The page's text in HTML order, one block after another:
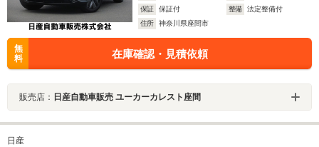
保証
保証付 整備
法定整備付
住所
神奈川県座間市
無
料
在庫確認・見積依頼
販売店： 日産自動車販売 ユーカーカレスト座間
日産